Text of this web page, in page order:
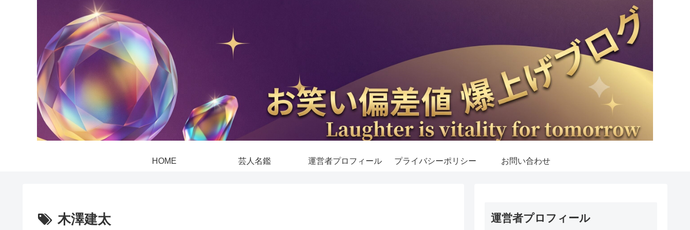
HOME 芸人名鑑 運営者プロフィール プライバシーポリシー お問い合わせ
木澤建太 運営者プロフィール